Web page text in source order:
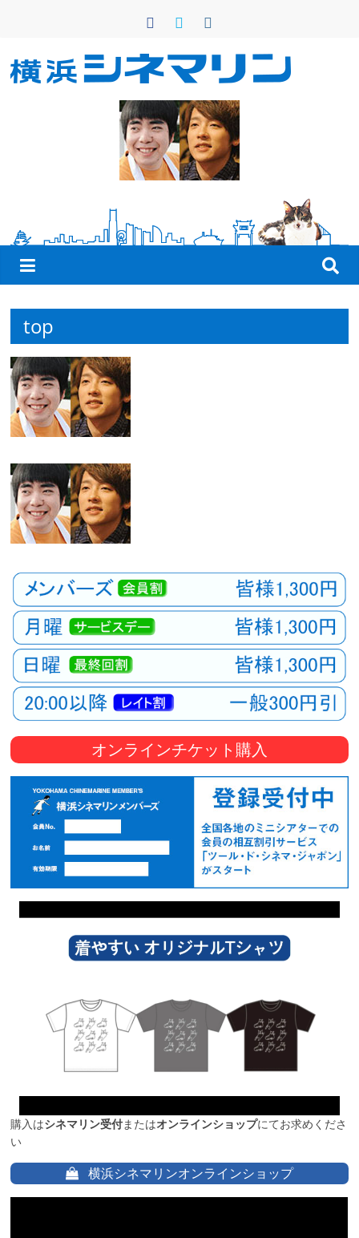
ン
横
ネ
マ
リ
ン
観
た
い
画
は
こ
の
街
top
オンラインチケット購入
購入はシネマリン受付またはオンラインショップにてお求めくださ
い
横浜シネマリンオンラインショップ